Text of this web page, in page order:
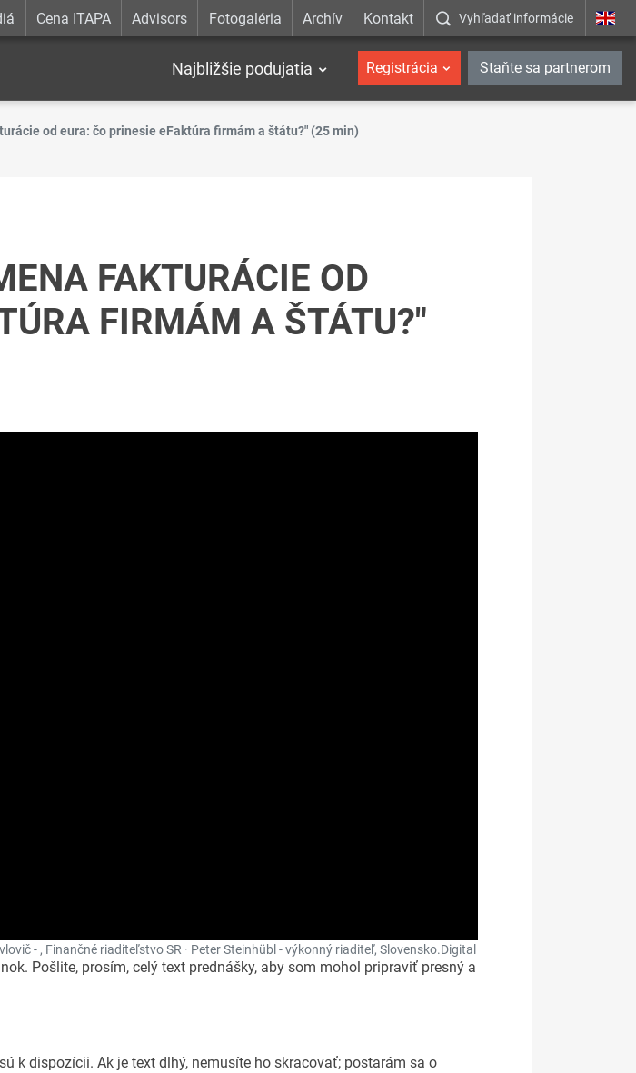
Cena ITAPA Advisors Fotogaléria Archív Kontakt Vyhľadať informácie
Najbližšie podujatia Registrácia Staňte sa partnerom
od eura: čo prinesie eFaktúra firmám a štátu?" (25 min)
FAKTURÁCIE OD
FIRMÁM A ŠTÁTU?"
- , Finančné riaditeľstvo SR · Peter Steinhübl - výkonný riaditeľ, Slovensko.Digital
Pošlite, prosím, celý text prednášky, aby som mohol pripraviť presný a
k dispozícii. Ak je text dlhý, nemusíte ho skracovať; postarám sa o